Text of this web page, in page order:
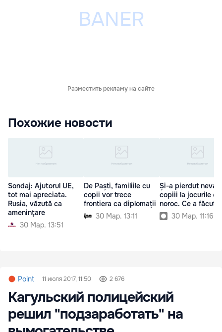
Разместить рекламу на сайте
Похожие новости
Sondaj: Ajutorul UE,
tot mai apreciata.
Rusia, văzută ca
ameninţare
30 Мар. 13:51
De Paști, familiile cu
copii vor trece
frontiera ca diplomații
30 Мар. 13:11
Și-a pierdut
copiii la jocurile de
noroc. Ce a făcut
30 Мар. 11:16
Point 11 июля 2017, 11:50 2 676
Кагульский полицейский
решил "подзаработать" на